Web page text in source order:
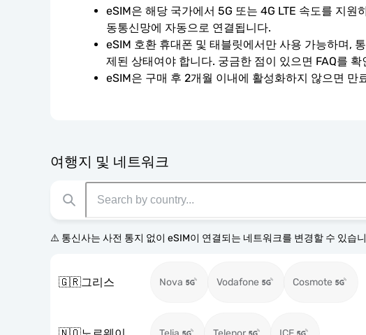
eSIM은 해당 국가에서 5G 또는 4G LTE 속도를 지원
동통신망에 자동으로 연결됩니다.
eSIM 호환 휴대폰 및 태블릿에서만 사용 가능하며,
제된 상태여야 합니다. 궁금한 점이 있으면 FAQ를 확
eSIM은 구매 후 2개월 이내에 활성화하지 않으면 만
여행지 및 네트워크
⚠️ 통신사는 사전 통지 없이 eSIM이 연결되는 네트워크를 변경할 수 있습
🇬🇷그리스 Nova Vodafone Cosmote